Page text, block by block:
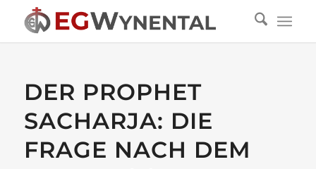
DER PROPHET
SACHARJA: DIE
FRAGE NACH DEM